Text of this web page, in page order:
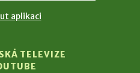
aplikaci
TELEVIZE